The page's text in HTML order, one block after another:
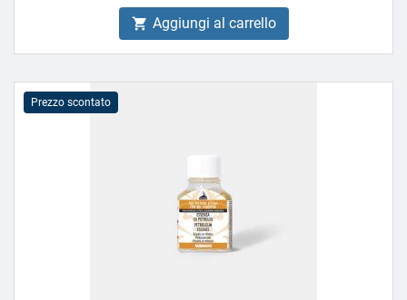
 Aggiungi al carrello
Prezzo scontato